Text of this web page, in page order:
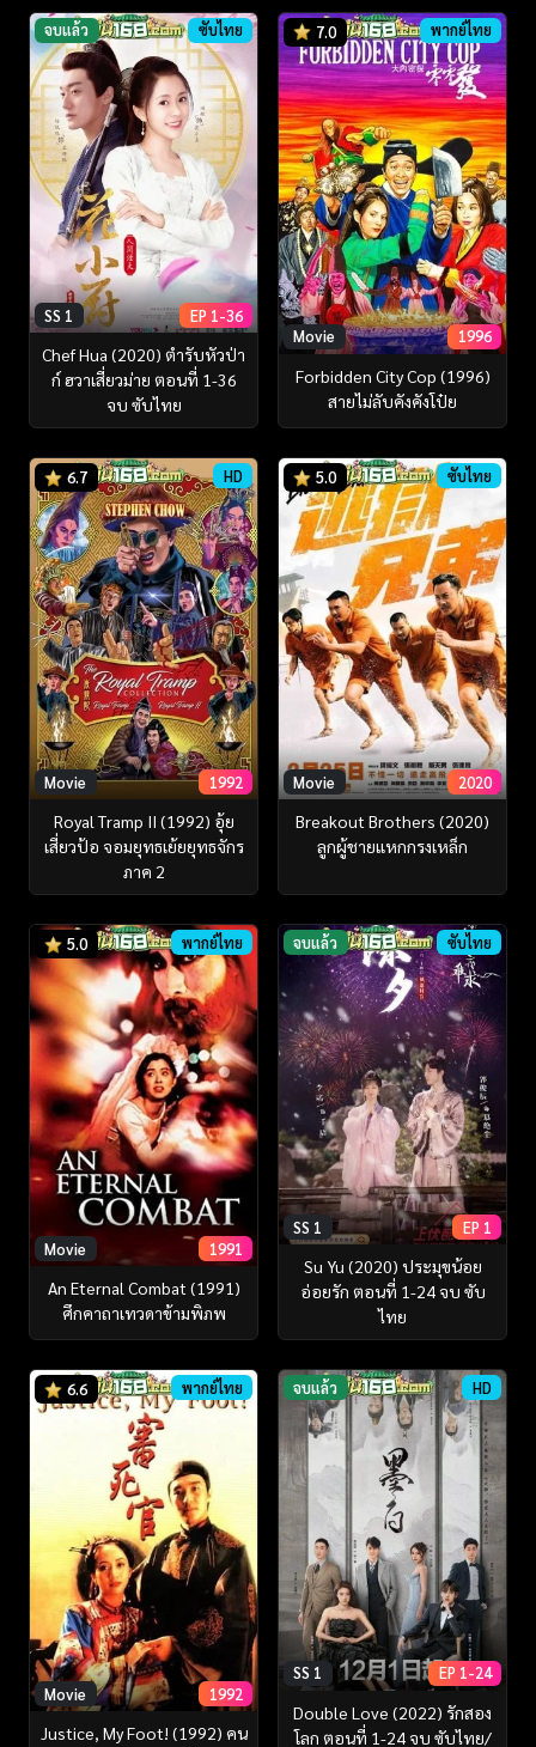
จบแล้ว ซับไทย
SS 1 EP 1-36
Chef Hua (2020) ตำรับหัวป่า
ก์ ฮวาเสี่ยวม่าย ตอนที่ 1-36
จบ ซับไทย
7.0 พากย์ไทย
Movie 1996
Forbidden City Cop (1996)
สายไม่ลับคังคังโป๋ย
6.7 HD
Movie 1992
Royal Tramp II (1992) อุ้ย
เสี่ยวป้อ จอมยุทธเย้ยยุทธจักร
ภาค 2
5.0 ซับไทย
Movie 2020
Breakout Brothers (2020)
ลูกผู้ชายแหกกรงเหล็ก
5.0 พากย์ไทย
Movie 1991
An Eternal Combat (1991)
ศึกคาถาเทวดาข้ามพิภพ
จบแล้ว ซับไทย
SS 1 EP 1
Su Yu (2020) ประมุขน้อย
อ่อยรัก ตอนที่ 1-24 จบ ซับ
ไทย
6.6 พากย์ไทย
Movie 1992
Justice, My Foot! (1992) คน
จบแล้ว HD
SS 1 EP 1-24
Double Love (2022) รักสอง
โลก ตอนที่ 1-24 จบ ซับไทย/